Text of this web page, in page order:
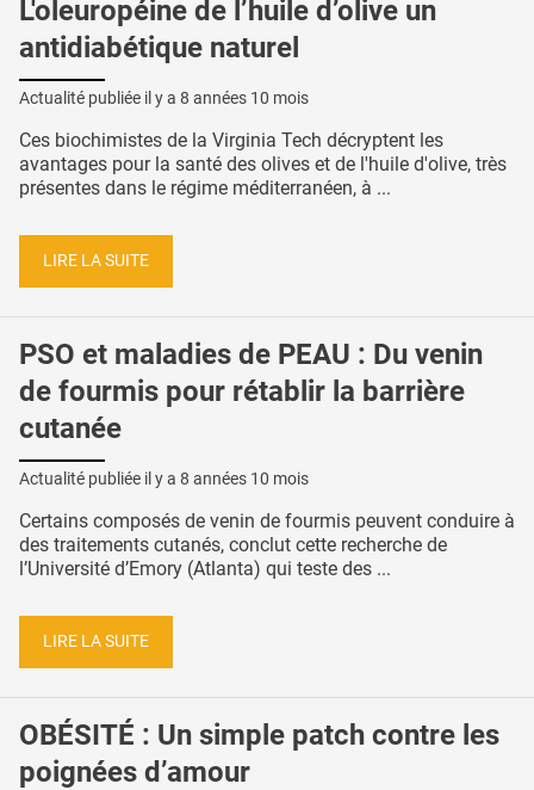
L'oleuropéine de l’huile d’olive un
antidiabétique naturel
Actualité publiée il y a 8 années 10 mois
Ces biochimistes de la Virginia Tech décryptent les
avantages pour la santé des olives et de l'huile d'olive, très
présentes dans le régime méditerranéen, à ...
LIRE LA SUITE
PSO et maladies de PEAU : Du venin
de fourmis pour rétablir la barrière
cutanée
Actualité publiée il y a 8 années 10 mois
Certains composés de venin de fourmis peuvent conduire à
des traitements cutanés, conclut cette recherche de
l’Université d’Emory (Atlanta) qui teste des ...
LIRE LA SUITE
OBÉSITÉ : Un simple patch contre les
poignées d’amour